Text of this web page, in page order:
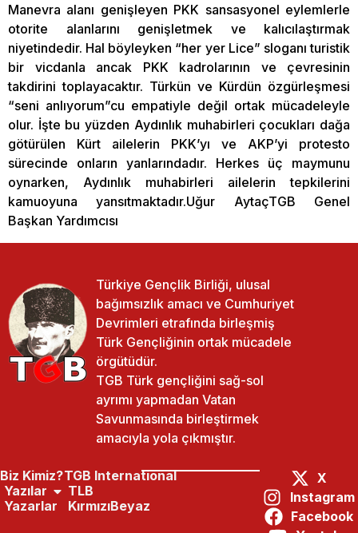
Manevra alanı genişleyen PKK sansasyonel eylemlerle
otorite alanlarını genişletmek ve kalıcılaştırmak
niyetindedir. Hal böyleyken “her yer Lice” sloganı turistik
bir vicdanla ancak PKK kadrolarının ve çevresinin
takdirini toplayacaktır. Türkün ve Kürdün özgürleşmesi
“seni anlıyorum”cu empatiyle değil ortak mücadeleyle
olur. İşte bu yüzden Aydınlık muhabirleri çocukları dağa
götürülen Kürt ailelerin PKK’yı ve AKP’yi protesto
sürecinde onların yanlarındadır. Herkes üç maymunu
oynarken, Aydınlık muhabirleri ailelerin tepkilerini
kamuoyuna yansıtmaktadır.Uğur AytaçTGB Genel
Başkan Yardımcısı
Paylaş:
Türkiye Gençlik Birliği, ulusal
bağımsızlık amacı ve Cumhuriyet
Devrimleri etrafında birleşmiş
Türk Gençliğinin ortak mücadele
örgütüdür.
TGB Türk gençliğini sağ-sol
ayrımı yapmadan Vatan
Savunmasında birleştirmek
amacıyla yola çıkmıştır.
Biz Kimiz?
Yazılar
Yazarlar
TGB International
TLB
KırmızıBeyaz
X
Instagram
Facebook